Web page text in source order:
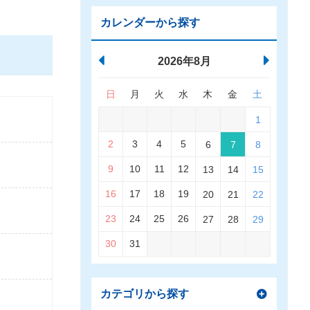
カレンダーから探す
2026年8月
日 月 火 水 木 金 土
1
2 3 4 5 6 7 8
9 10 11 12 13 14 15
16 17 18 19 20 21 22
23 24 25 26 27 28 29
30 31
カテゴリから探す